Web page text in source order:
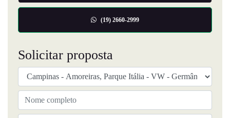
(19) 2660-2999
Solicitar proposta